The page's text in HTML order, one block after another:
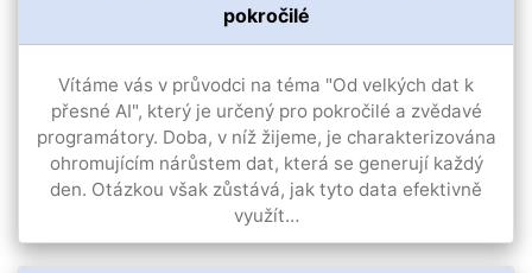
pokročilé
Vítáme vás v průvodci na téma "Od velkých dat k
přesné AI", který je určený pro pokročilé a zvědavé
programátory. Doba, v níž žijeme, je charakterizována
ohromujícím nárůstem dat, která se generují každý
den. Otázkou však zůstává, jak tyto data efektivně
využít…